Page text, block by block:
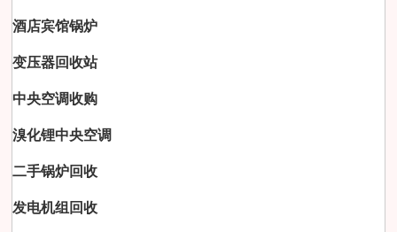
酒店宾馆锅炉
变压器回收站
中央空调收购
溴化锂中央空调
二手锅炉回收
发电机组回收